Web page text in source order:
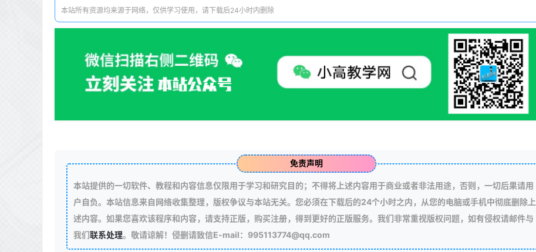
本站所有资源均来源于网络，仅供学习使用，请下载后24小时内删除
免责声明
本站提供的一切软件、教程和内容信息仅限用于学习和研究目的；不得将上述内容用于商业或者非法用途，否则，一切后果请用
户自负。本站信息来自网络收集整理，版权争议与本站无关。您必须在下载后的24个小时之内，从您的电脑或手机中彻底删除上
述内容。如果您喜欢该程序和内容，请支持正版，购买注册，得到更好的正版服务。我们非常重视版权问题，如有侵权请邮件与
我们联系处理。敬请谅解！侵删请致信E-mail：995113774@qq.com